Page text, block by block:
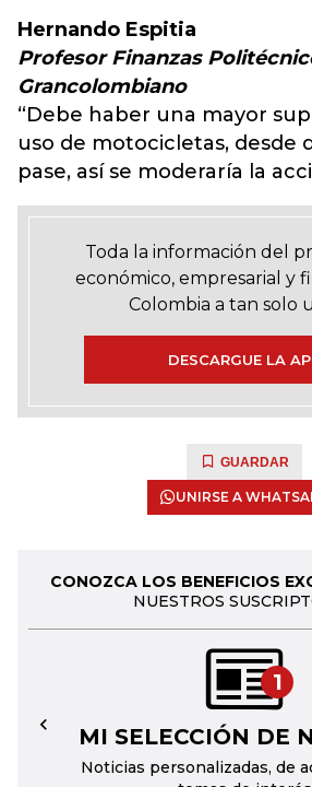
Hernando Espitia
Profesor Finanzas
Grancolombiano
“Debe haber una mayor
uso de motocicletas, desde
pase, así se moderaría la
Toda la información del
económico, empresarial y
Colombia a tan solo
DESCARGUE LA
GUARDAR
UNIRSE A
CONOZCA LOS BENEFICIOS
NUESTROS
1
MI SELECCIÓN DE
Noticias personalizadas, de
←